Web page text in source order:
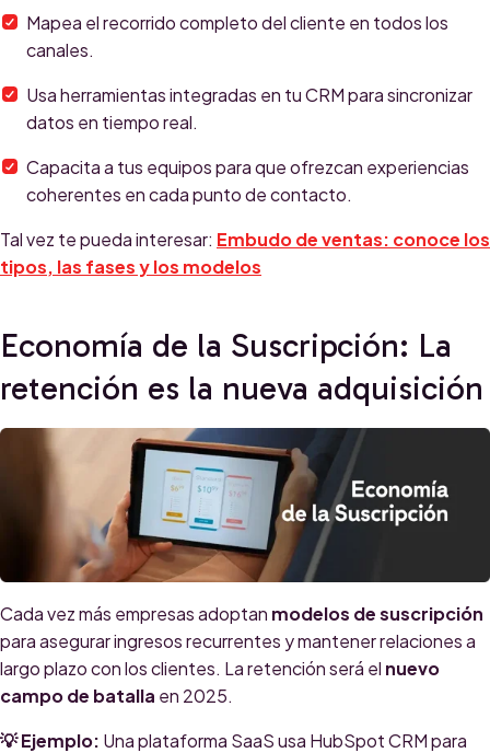
Mapea el recorrido completo del cliente en todos los
canales.
Usa herramientas integradas en tu CRM para sincronizar
datos en tiempo real.
Capacita a tus equipos para que ofrezcan experiencias
coherentes en cada punto de contacto.
Tal vez te pueda interesar: Embudo de ventas: conoce los
tipos, las fases y los modelos
Economía de la Suscripción: La
retención es la nueva adquisición
Cada vez más empresas adoptan modelos de suscripción
para asegurar ingresos recurrentes y mantener relaciones a
largo plazo con los clientes. La retención será el nuevo
campo de batalla en 2025.
💡 Ejemplo: Una plataforma SaaS usa HubSpot CRM para